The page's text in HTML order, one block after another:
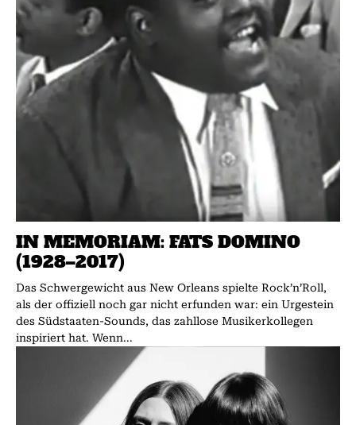
IN MEMORIAM: FATS DOMINO
(1928–2017)
Das Schwergewicht aus New Orleans spielte Rock’n’Roll,
als der offiziell noch gar nicht erfunden war: ein Urgestein
des Südstaaten-Sounds, das zahllose Musikerkollegen
inspiriert hat. Wenn...